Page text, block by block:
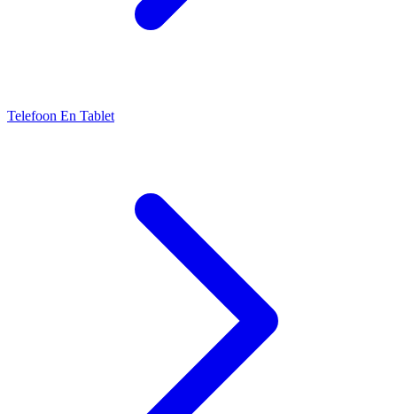
Telefoon En Tablet